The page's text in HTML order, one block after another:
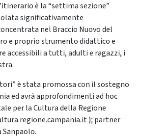
è la “settima sezione”
significativamente
nel Braccio Nuovo del
e proprio strumento didattico e
accessibili a tutti, adulti e ragazzi, i
è stata promossa con il sostegno
ed avrà approfondimenti ad hoc
per la Cultura della Regione
); partner